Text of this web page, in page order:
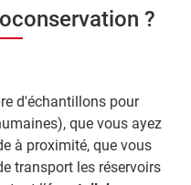
?
d'échantillons pour
que vous ayez
à proximité, que vous
transport les réservoirs